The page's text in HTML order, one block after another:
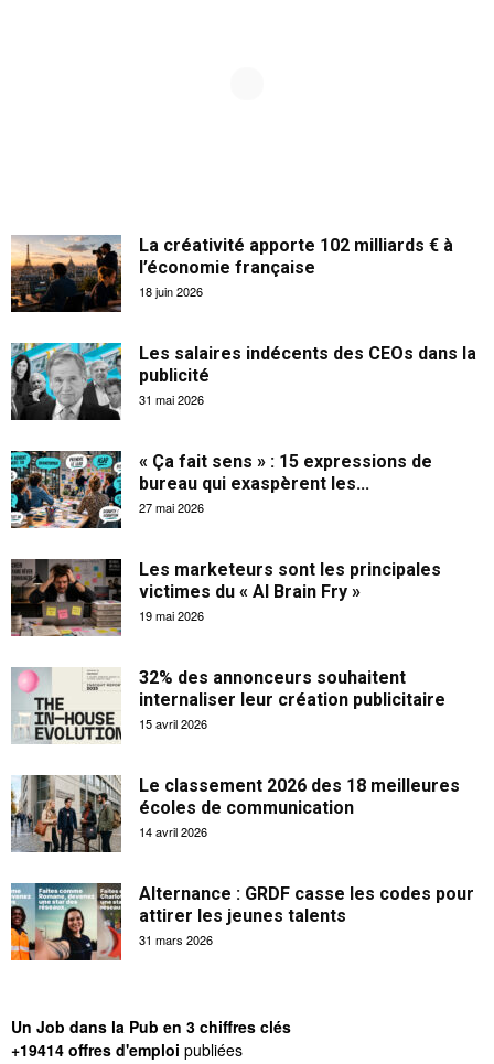
La créativité apporte 102 milliards € à
l’économie française
18 juin 2026
Les salaires indécents des CEOs dans la
publicité
31 mai 2026
« Ça fait sens » : 15 expressions de
bureau qui exaspèrent les...
27 mai 2026
Les marketeurs sont les principales
victimes du « AI Brain Fry »
19 mai 2026
32% des annonceurs souhaitent
internaliser leur création publicitaire
15 avril 2026
Le classement 2026 des 18 meilleures
écoles de communication
14 avril 2026
Alternance : GRDF casse les codes pour
attirer les jeunes talents
31 mars 2026
Un Job dans la Pub en 3 chiffres clés
+19414 offres d'emploi publiées